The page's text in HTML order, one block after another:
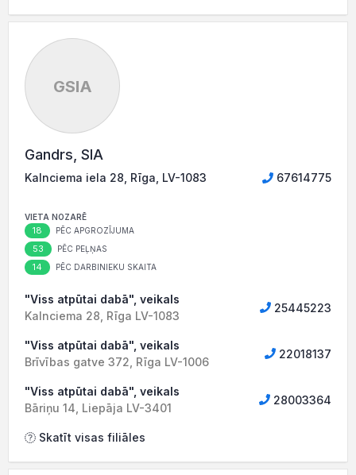
GSIA
Gandrs, SIA
Kalnciema iela 28, Rīga, LV-1083 67614775
VIETA NOZARĒ
18 PĒC APGROZĪJUMA
53 PĒC PEĻŅAS
14 PĒC DARBINIEKU SKAITA
"Viss atpūtai dabā", veikals
Kalnciema 28, Rīga LV-1083
25445223
"Viss atpūtai dabā", veikals
Brīvības gatve 372, Rīga LV-1006
22018137
"Viss atpūtai dabā", veikals
Bāriņu 14, Liepāja LV-3401
28003364
Skatīt visas filiāles